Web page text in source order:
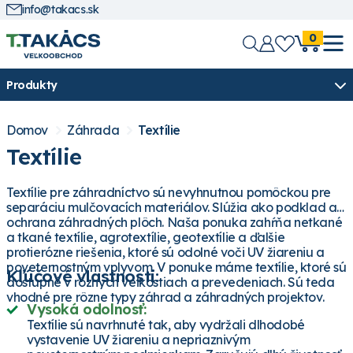
info@takacs.sk
0
Produkty
Domov Záhrada Textílie
Textílie
Textílie pre záhradníctvo sú nevyhnutnou pomôckou pre
separáciu mulčovacích materiálov. Slúžia ako podklad a
ochrana záhradných plôch. Naša ponuka zahŕňa netkané
a tkané textílie, agrotextílie, geotextílie a ďalšie
protierózne riešenia, ktoré sú odolné voči UV žiareniu a
poveternostným vplyvom. V ponuke máme textílie, ktoré sú
dostupné v rôznych veľkostiach a prevedeniach. Sú teda
vhodné pre rôzne typy záhrad a záhradných projektov.
Kľúčové vlastnosti:
Vysoká odolnosť:
Textílie sú navrhnuté tak, aby vydržali dlhodobé
vystavenie UV žiareniu a nepriaznivým